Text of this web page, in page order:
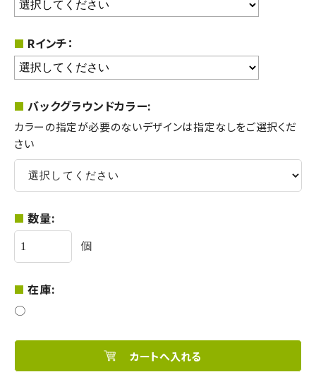
Rインチ：
バックグラウンドカラー:
カラーの指定が必要のないデザインは指定なしをご選択くだ
さい
数量:
個
在庫:
○